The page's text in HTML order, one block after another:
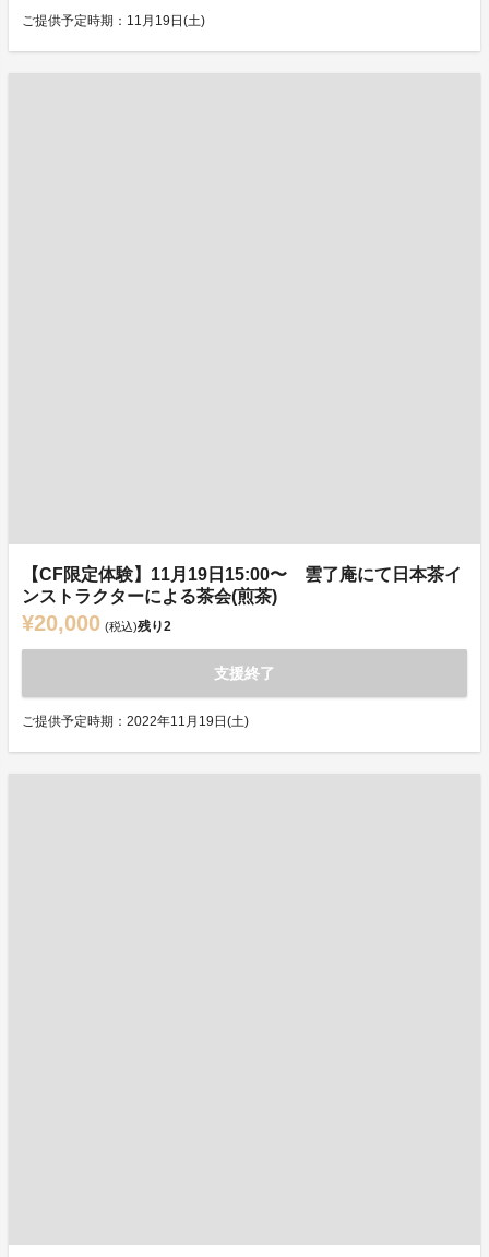
ご提供予定時期：11月19日(土)
【CF限定体験】11月19日15:00〜 雲了庵にて日本茶イ
ンストラクターによる茶会(煎茶)
¥20,000 (税込)残り2
支援終了
ご提供予定時期：2022年11月19日(土)